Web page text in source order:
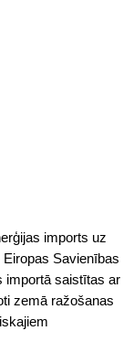
imports uz
Savienības
importā saistītas ar
zemā ražošanas